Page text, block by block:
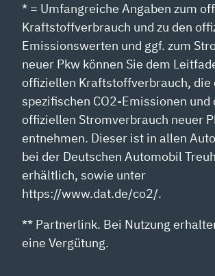
* = Umfangreiche Angaben zum
Kraftstoffverbrauch und zu den
Emissionswerten und ggf. zum
neuer Pkw können Sie dem
offiziellen Kraftstoffverbrauch, die
spezifischen CO2-Emissionen und
offiziellen Stromverbrauch neuer
entnehmen. Dieser ist in allen
bei der Deutschen Automobil
erhältlich, sowie unter
https://www.dat.de/co2/.
** Partnerlink. Bei Nutzung
eine Vergütung.